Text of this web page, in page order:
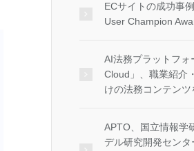
ECサイトの成功事
User Champion
AI法務プラットフォ
Cloud」、職業紹介
けの法務コンテンツ
APTO、国立情報学
デル研究開発センタ